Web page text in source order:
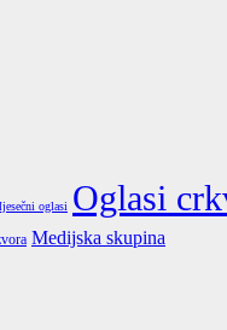
oglasi Oglasi
Medijska skupina